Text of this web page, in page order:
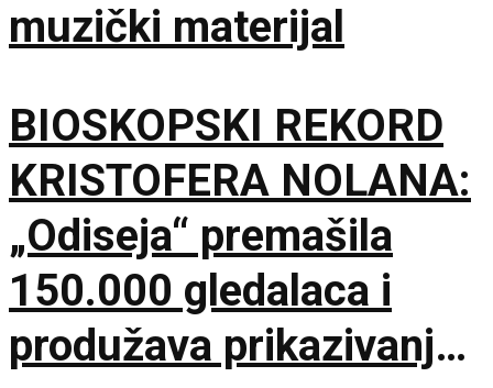
muzički materijal
BIOSKOPSKI REKORD
KRISTOFERA NOLANA:
„Odiseja“ premašila
150.000 gledalaca i
produžava prikazivanje